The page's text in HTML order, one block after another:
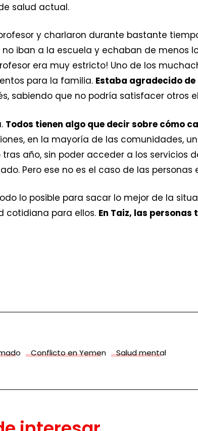
salud actual.
y charlaron durante bastante
no iban a la escuela y echaban de menos
era muy estricto! Uno de los
para la familia. Estaba agradecido
sabiendo que no podría satisfacer otros
Todos tienen algo que decir sobre cómo
en la mayoría de las comunidades,
año, sin poder acceder a los servicios
Pero ese no es el caso de las personas
lo posible para sacar lo mejor de la
cotidiana para ellos. En Taiz, las
Conflicto en Yemen Salud mental